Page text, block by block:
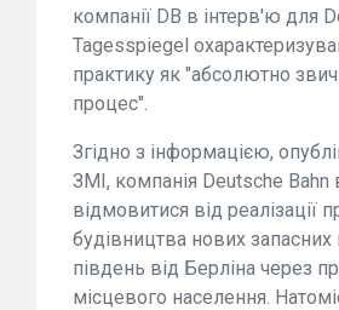
компанії DB в інтерв'ю для
Tagesspiegel
практику як "абсолютно
процес".
Згідно з інформацією,
ЗМІ, компанія Deutsche Bahn
відмовитися від реалізації
будівництва нових запасних
південь від Берліна через
місцевого населення.